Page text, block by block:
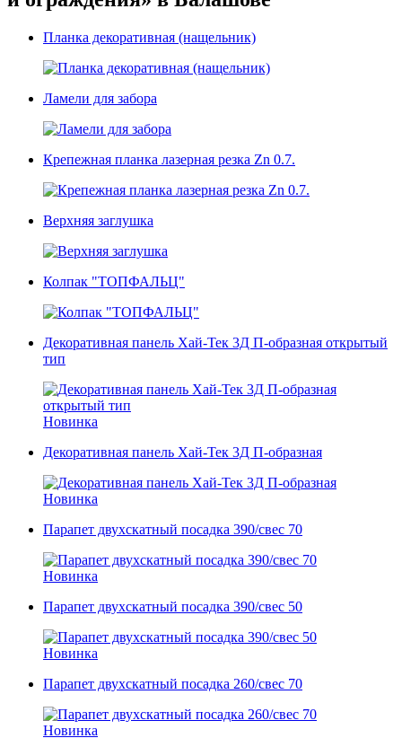
Планка декоративная (нащельник)
Ламели для забора
Крепежная планка лазерная резка Zn 0.7.
Верхняя заглушка
Колпак "ТОПФАЛЬЦ"
Декоративная панель Хай-Тек 3Д П-образная открытый
тип
Новинка
Декоративная панель Хай-Тек 3Д П-образная
Новинка
Парапет двухскатный посадка 390/свес 70
Новинка
Парапет двухскатный посадка 390/свес 50
Новинка
Парапет двухскатный посадка 260/свес 70
Новинка